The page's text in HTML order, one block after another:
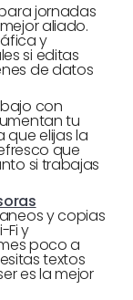
jornadas
aliado.
y
si editas
de datos
con
tu
que elijas la
que
si trabajas
y copias
Fi y
poco a
textos
es la mejor